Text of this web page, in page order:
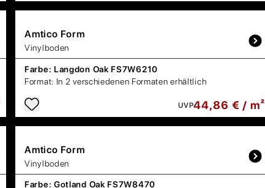
Amtico Form
Vinylboden
Farbe: Langdon Oak FS7W6210
Format: In 2 verschiedenen Formaten erhältlich
UVP44,86 € / m²
Amtico Form
Vinylboden
Farbe: Gotland Oak FS7W8470